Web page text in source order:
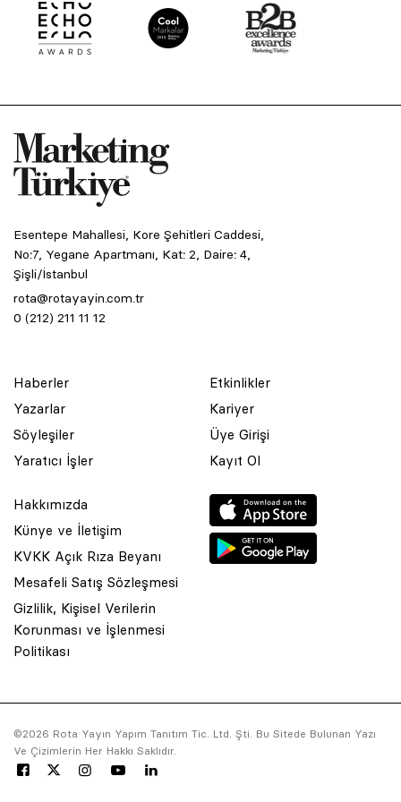
Esentepe Mahallesi, Kore Şehitleri Caddesi,
No:7, Yegane Apartmanı, Kat: 2, Daire: 4,
Şişli/İstanbul
rota@rotayayin.com.tr
0 (212) 211 11 12
Haberler
Yazarlar
Söyleşiler
Yaratıcı İşler
Etkinlikler
Kariyer
Üye Girişi
Kayıt Ol
Hakkımızda
Künye ve İletişim
KVKK Açık Rıza Beyanı
Mesafeli Satış Sözleşmesi
Gizlilik, Kişisel Verilerin
Korunması ve İşlenmesi
Politikası
©2026 Rota Yayın Yapım Tanıtım Tic. Ltd. Şti. Bu Sitede Bulunan Yazı
Ve Çizimlerin Her Hakkı Saklıdır.
© 2001 Rota Yayın Yapım Tanıtım Tic. Ltd. Şti. Bu Sitede Bulunan
Asquared WordPress Agencytarafından tasarlanmış ve